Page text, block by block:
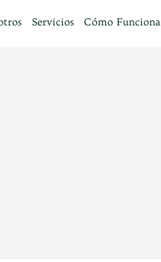
Servicios Cómo Funciona